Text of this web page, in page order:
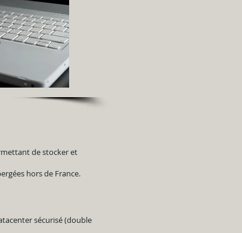
de stocker et
hors de France.
sécurisé (double